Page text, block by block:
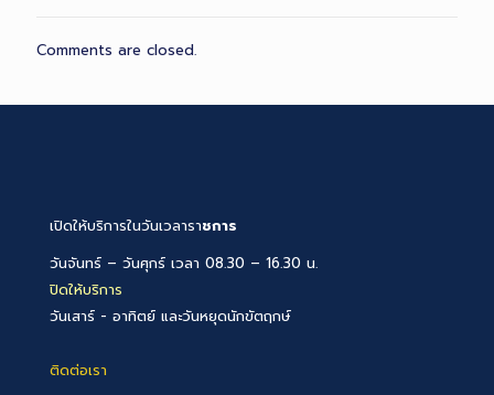
Comments are closed.
เปิดให้บริการในวันเวลาราชการ
วันจันทร์ – วันศุกร์ เวลา 08.30 – 16.30 น.
ปิดให้บริการ
วันเสาร์ - อาทิตย์ และวันหยุดนักขัตฤกษ์
ติดต่อเรา